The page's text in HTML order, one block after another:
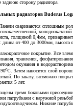
сторону радиатора.
радиаторов Buderus
свариваются сплошным
толщиной 0,4мм,
от 400 до 3000мм, высота
покрытие. Все
травления,
окунания в
оС. Затем наносится слой
По заказу, возможно
5 лет.
тремя боковыми
патрубками с наружной
Нижние